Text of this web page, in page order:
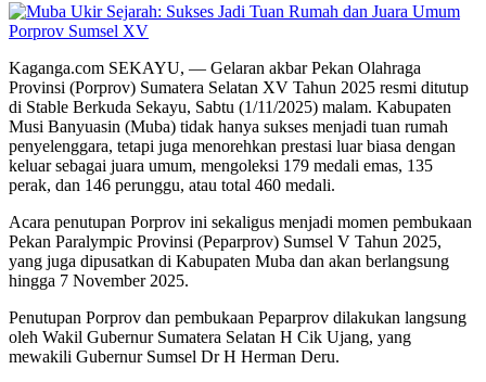
Kaganga.com SEKAYU, — Gelaran akbar Pekan Olahraga
Provinsi (Porprov) Sumatera Selatan XV Tahun 2025 resmi ditutup
di Stable Berkuda Sekayu, Sabtu (1/11/2025) malam. Kabupaten
Musi Banyuasin (Muba) tidak hanya sukses menjadi tuan rumah
penyelenggara, tetapi juga menorehkan prestasi luar biasa dengan
keluar sebagai juara umum, mengoleksi 179 medali emas, 135
perak, dan 146 perunggu, atau total 460 medali.
Acara penutupan Porprov ini sekaligus menjadi momen pembukaan
Pekan Paralympic Provinsi (Peparprov) Sumsel V Tahun 2025,
yang juga dipusatkan di Kabupaten Muba dan akan berlangsung
hingga 7 November 2025.
Penutupan Porprov dan pembukaan Peparprov dilakukan langsung
oleh Wakil Gubernur Sumatera Selatan H Cik Ujang, yang
mewakili Gubernur Sumsel Dr H Herman Deru.